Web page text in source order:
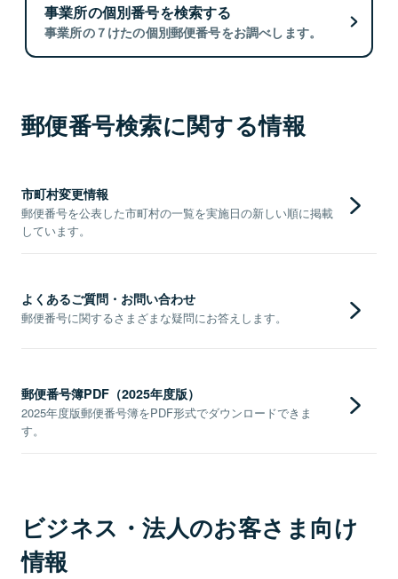
事業所の個別番号を検索する
事業所の７けたの個別郵便番号をお調べします。
郵便番号検索に関する情報
市町村変更情報
郵便番号を公表した市町村の一覧を実施日の新しい順に掲載
しています。
よくあるご質問・お問い合わせ
郵便番号に関するさまざまな疑問にお答えします。
郵便番号簿PDF（2025年度版）
2025年度版郵便番号簿をPDF形式でダウンロードできま
す。
ビジネス・法人のお客さま向け
情報